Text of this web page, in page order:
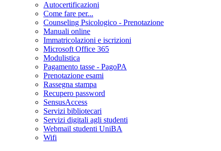
Autocertificazioni
Come fare per...
Counseling Psicologico - Prenotazione
Manuali online
Immatricolazioni e iscrizioni
Microsoft Office 365
Modulistica
Pagamento tasse - PagoPA
Prenotazione esami
Rassegna stampa
Recupero password
SensusAccess
Servizi bibliotecari
Servizi digitali agli studenti
Webmail studenti UniBA
Wifi